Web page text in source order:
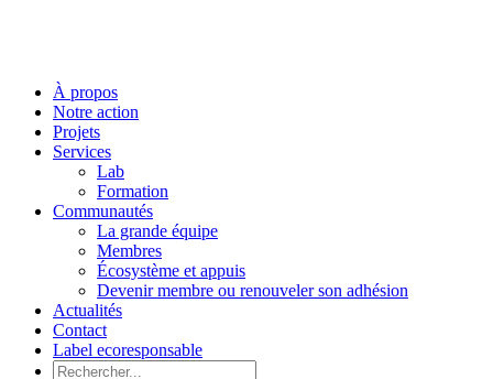
À propos
Notre action
Projets
Services
Lab
Formation
Communautés
La grande équipe
Membres
Écosystème et appuis
Devenir membre ou renouveler son adhésion
Actualités
Contact
Label ecoresponsable
Rechercher: